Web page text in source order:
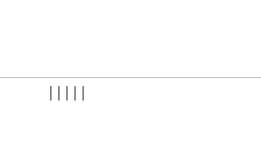
| | | | |